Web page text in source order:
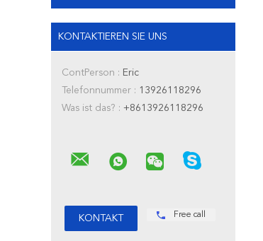
KONTAKTIEREN SIE UNS
ContPerson : Eric
Telefonnummer : 13926118296
Was ist das? : +8613926118296
Free call